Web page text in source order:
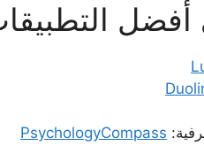
PsychologyCompass